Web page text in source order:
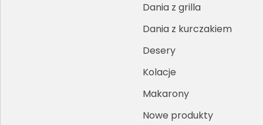
Dania z grilla
Dania z kurczakiem
Desery
Kolacje
Makarony
Nowe produkty